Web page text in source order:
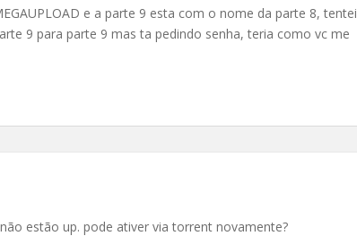
e a parte 9 esta com o nome da parte 8, tentei
9 para parte 9 mas ta pedindo senha, teria como vc me
estão up. pode ativer via torrent novamente?